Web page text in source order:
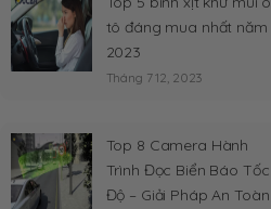
tô đáng mua nhất năm
2023
Tháng 7 12, 2023
Top 8 Camera Hành
Trình Đọc Biển Báo Tốc
Độ – Giải Pháp An Toàn